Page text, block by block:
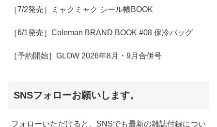
［7/2発売］ミャクミャク シール帳BOOK
［6/1発売］Coleman BRAND BOOK #08 保冷バッグ
［予約開始］GLOW 2026年8月・9月合併号
SNSフォローお願いします。
フォローいただけると、SNSでも最新の雑誌付録につい